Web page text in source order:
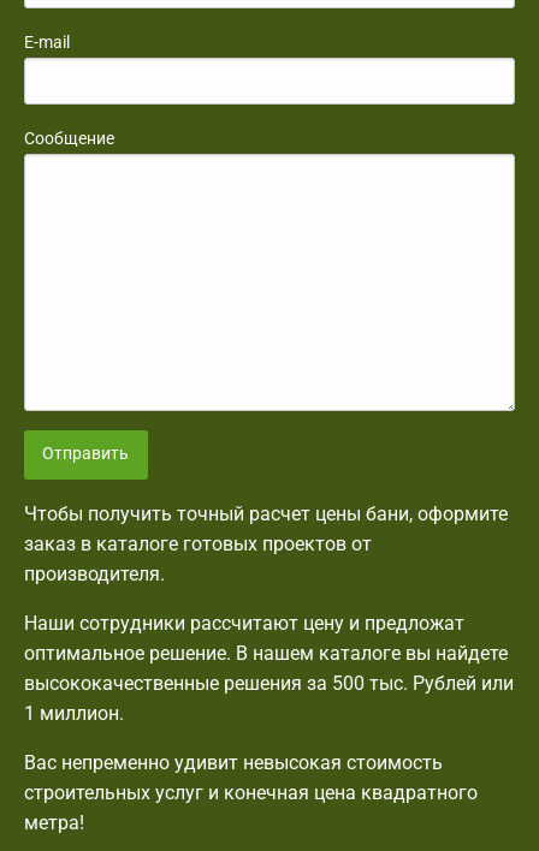
E-mail
Сообщение
Отправить
Чтобы получить точный расчет цены бани, оформите
заказ в каталоге готовых проектов от
производителя.
Наши сотрудники рассчитают цену и предложат
оптимальное решение. В нашем каталоге вы найдете
высококачественные решения за 500 тыс. Рублей или
1 миллион.
Вас непременно удивит невысокая стоимость
строительных услуг и конечная цена квадратного
метра!